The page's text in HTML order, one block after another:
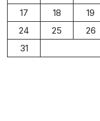
17
18 19
24
25 26
31